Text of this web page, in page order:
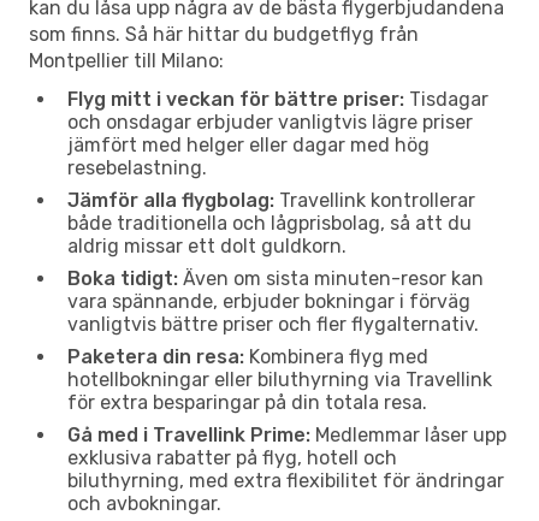
kan du låsa upp några av de bästa flygerbjudandena
som finns. Så här hittar du budgetflyg från
Montpellier till Milano:
Flyg mitt i veckan för bättre priser: Tisdagar
och onsdagar erbjuder vanligtvis lägre priser
jämfört med helger eller dagar med hög
resebelastning.
Jämför alla flygbolag: Travellink kontrollerar
både traditionella och lågprisbolag, så att du
aldrig missar ett dolt guldkorn.
Boka tidigt: Även om sista minuten-resor kan
vara spännande, erbjuder bokningar i förväg
vanligtvis bättre priser och fler flygalternativ.
Paketera din resa: Kombinera flyg med
hotellbokningar eller biluthyrning via Travellink
för extra besparingar på din totala resa.
Gå med i Travellink Prime: Medlemmar låser upp
exklusiva rabatter på flyg, hotell och
biluthyrning, med extra flexibilitet för ändringar
och avbokningar.